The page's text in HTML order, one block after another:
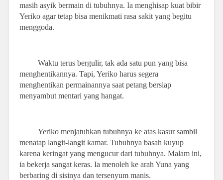
masih asyik bermain di tubuhnya. Ia menghisap kuat bibir
Yeriko agar tetap bisa menikmati rasa sakit yang begitu
menggoda.
Waktu terus bergulir, tak ada satu pun yang bisa
menghentikannya. Tapi, Yeriko harus segera
menghentikan permainannya saat petang bersiap
menyambut mentari yang hangat.
Yeriko menjatuhkan tubuhnya ke atas kasur sambil
menatap langit-langit kamar. Tubuhnya basah kuyup
karena keringat yang mengucur dari tubuhnya. Malam ini,
ia bekerja sangat keras. Ia menoleh ke arah Yuna yang
berbaring di sisinya dan tersenyum manis.